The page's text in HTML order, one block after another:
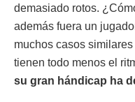
demasiado rotos.
además fuera un
muchos casos
tienen todo menos el
su gran hándicap ha